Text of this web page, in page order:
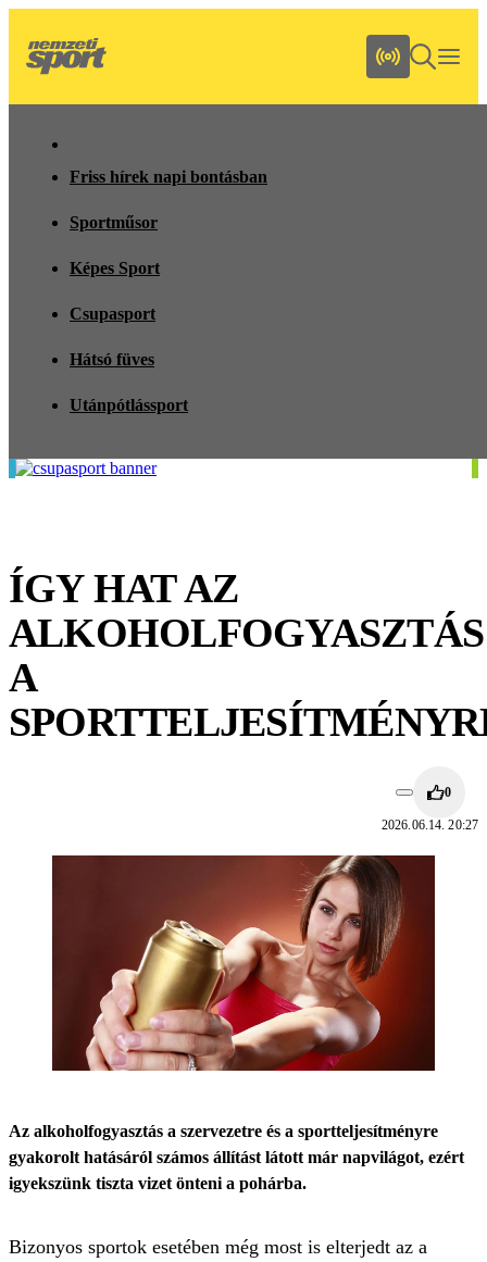
Friss hírek napi bontásban
Sportműsor
Képes Sport
Csupasport
Hátsó füves
Utánpótlássport
ÍGY HAT AZ
ALKOHOLFOGYASZTÁS
A
0
2026.06.14. 20:27
Az alkoholfogyasztás a szervezetre és a sportteljesítményre
gyakorolt hatásáról számos állítást látott már napvilágot, ezért
igyekszünk tiszta vizet önteni a pohárba.
Bizonyos sportok esetében még most is elterjedt az a